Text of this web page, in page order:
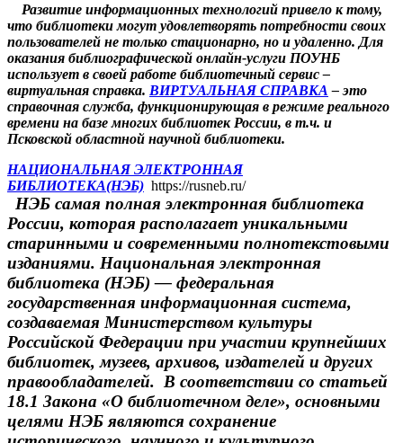
Развитие информационных технологий привело к тому,
что библиотеки могут удовлетворять потребности своих
пользователей не только стационарно, но и удаленно. Для
оказания библиографической онлайн-услуги ПОУНБ
использует в своей работе библиотечный сервис –
виртуальная справка. ВИРТУАЛЬНАЯ СПРАВКА – это
справочная служба, функционирующая в режиме реального
времени на базе многих библиотек России, в т.ч. и
Псковской областной научной библиотеки.
НАЦИОНАЛЬНАЯ ЭЛЕКТРОННАЯ
БИБЛИОТЕКА(НЭБ) https://rusneb.ru/
НЭБ самая полная электронная библиотека
России, которая располагает уникальными
старинными и современными полнотекстовыми
изданиями. Национальная электронная
библиотека (НЭБ) — федеральная
государственная информационная система,
создаваемая Министерством культуры
Российской Федерации при участии крупнейших
библиотек, музеев, архивов, издателей и других
правообладателей. В соответствии со статьей
18.1 Закона «О библиотечном деле», основными
целями НЭБ являются сохранение